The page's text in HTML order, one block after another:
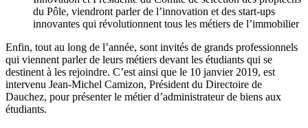
du Pôle, viendront parler de l’innovation et des start-ups
innovantes qui révolutionnent tous les métiers de l’immobilier
Enfin, tout au long de l’année, sont invités de grands professionnels
qui viennent parler de leurs métiers devant les étudiants qui se
destinent à les rejoindre. C’est ainsi que le 10 janvier 2019, est
intervenu Jean-Michel Camizon, Président du Directoire de
Dauchez, pour présenter le métier d’administrateur de biens aux
étudiants.